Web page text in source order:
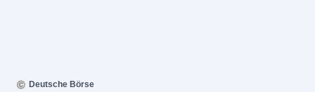
Deutsche Börse